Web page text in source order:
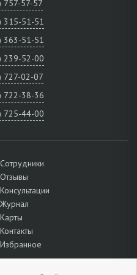
757-57-57
315-51-51
363-51-51
239-52-00
727-02-07
722-38-36
725-44-00
Сотрудники
Отзывы
Консультации
Журнал
Карты
Контакты
Избранное